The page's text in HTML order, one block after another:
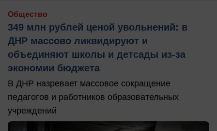
Общество
349 млн рублей ценой увольнений: в
ДНР массово ликвидируют и
объединяют школы и детсады из-за
экономии бюджета
В ДНР назревает массовое сокращение
педагогов и работников образовательных
учреждений